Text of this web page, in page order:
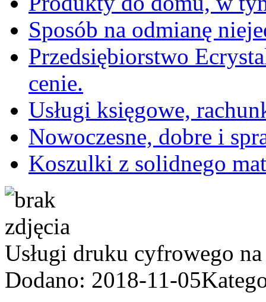
Sposób na odmianę
Przedsiębiorstwo
cenie.
Usługi księgowe,
Nowoczesne, dobre i
Koszulki z solidnego
Usługi druku cyfrowego
Dodano: 2018-11-05